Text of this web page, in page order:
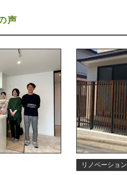
声
リノベーション